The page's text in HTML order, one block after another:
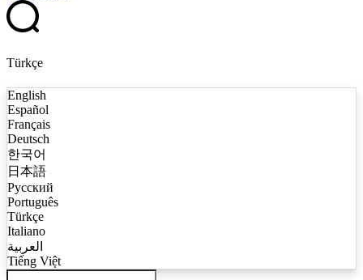
Türkçe
English
Español
Français
Deutsch
한국어
日本語
Русский
Português
Türkçe
Italiano
العربية
Tiếng Việt